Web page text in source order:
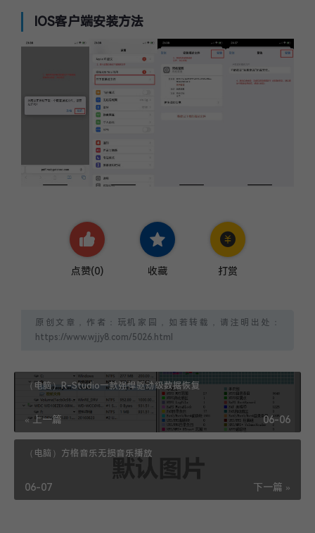
IOS客户端安装方法
点赞(0) 收藏 打赏
原创文章，作者：玩机家园，如若转载，请注明出处：
https://www.wjjy8.com/5026.html
（电脑）R-Studio一款强悍驱动级数据恢复
« 上一篇 06-06
（电脑）方格音乐无损音乐播放
下一篇 »
06-07